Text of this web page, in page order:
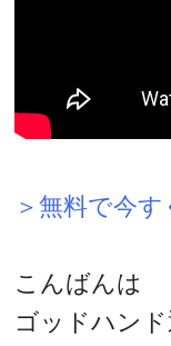
＞無料で今
こんばんは
ゴッドハンド